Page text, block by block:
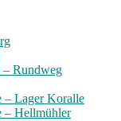
– Rundweg
– Lager Koralle
– Hellmühler